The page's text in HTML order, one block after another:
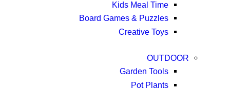
Kids Meal Time
Board Games & Puzzles
Creative Toys
OUTDOOR
Garden Tools
Pot Plants